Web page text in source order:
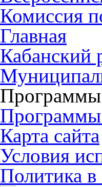
Комиссия
Главная
Кабанский
Карта сайта
Условия
Политика